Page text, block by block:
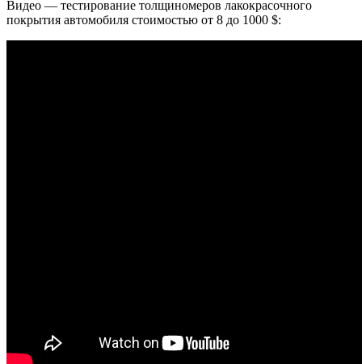
Видео — тестирование толщиномеров лакокрасочного
покрытия автомобиля стоимостью от 8 до 1000 $: